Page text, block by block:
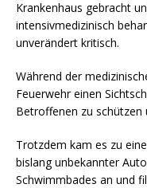
Krankenhaus gebracht
intensivmedizinisch
unverändert kritisch.
Während der
Feuerwehr einen
Betroffenen zu schützen
Trotzdem kam es zu
bislang unbekannter
Schwimmbades an und